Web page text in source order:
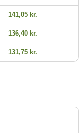
141,05 kr.
136,40 kr.
131,75 kr.